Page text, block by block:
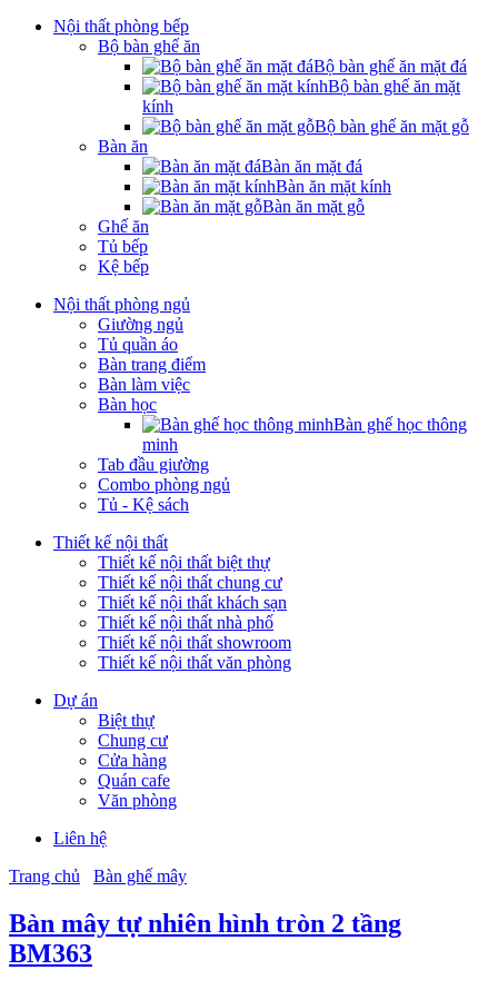
Nội thất phòng bếp
Bộ bàn ghế ăn
Bộ bàn ghế ăn mặt đá
Bộ bàn ghế ăn mặt
kính
Bộ bàn ghế ăn mặt gỗ
Bàn ăn
Bàn ăn mặt đá
Bàn ăn mặt kính
Bàn ăn mặt gỗ
Ghế ăn
Tủ bếp
Kệ bếp
Nội thất phòng ngủ
Giường ngủ
Tủ quần áo
Bàn trang điểm
Bàn làm việc
Bàn học
Bàn ghế học thông
minh
Tab đầu giường
Combo phòng ngủ
Tủ - Kệ sách
Thiết kế nội thất
Thiết kế nội thất biệt thự
Thiết kế nội thất chung cư
Thiết kế nội thất khách sạn
Thiết kế nội thất nhà phố
Thiết kế nội thất showroom
Thiết kế nội thất văn phòng
Dự án
Biệt thự
Chung cư
Cửa hàng
Quán cafe
Văn phòng
Liên hệ
Trang chủ
Bàn ghế mây
Bàn mây tự nhiên hình tròn 2 tầng
BM363